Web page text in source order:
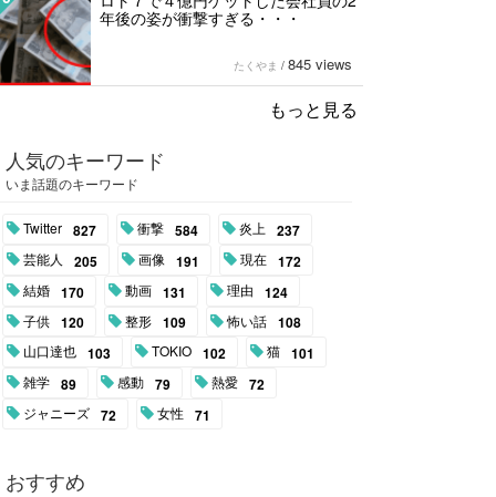
年後の姿が衝撃すぎる・・・
たくやま / 845 views
もっと見る
人気のキーワード
いま話題のキーワード
Twitter 827 衝撃 584 炎上 237
芸能人 205 画像 191 現在 172
結婚 170 動画 131 理由 124
子供 120 整形 109 怖い話 108
山口達也 103 TOKIO 102 猫 101
雑学 89 感動 79 熱愛 72
ジャニーズ 72 女性 71
おすすめ